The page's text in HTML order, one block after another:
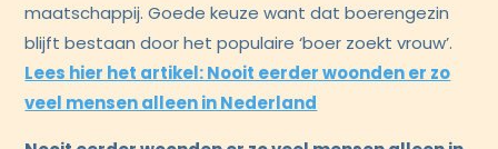
maatschappij. Goede keuze want dat boerengezin
blijft bestaan door het populaire ‘boer zoekt vrouw’.
Lees hier het artikel: Nooit eerder woonden er zo
veel mensen alleen in Nederland